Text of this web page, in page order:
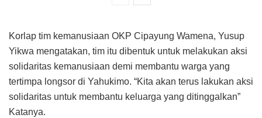
Korlap tim kemanusiaan OKP Cipayung Wamena, Yusup
Yikwa mengatakan, tim itu dibentuk untuk melakukan aksi
solidaritas kemanusiaan demi membantu warga yang
tertimpa longsor di Yahukimo. “Kita akan terus lakukan aksi
solidaritas untuk membantu keluarga yang ditinggalkan”
Katanya.